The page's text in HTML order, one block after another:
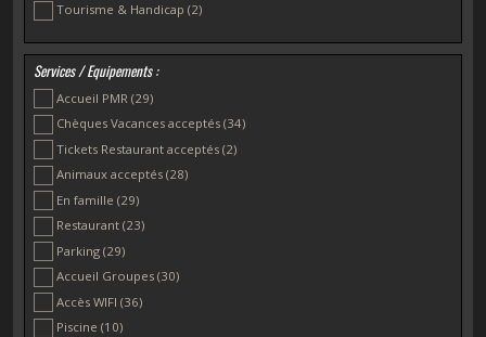
Tourisme & Handicap(2)
Services / Equipements :
Accueil PMR(29)
Chèques Vacances acceptés(34)
Tickets Restaurant acceptés(2)
Animaux acceptés(28)
En famille(29)
Restaurant(23)
Parking(29)
Accueil Groupes(30)
Accès WIFI(36)
Piscine(10)